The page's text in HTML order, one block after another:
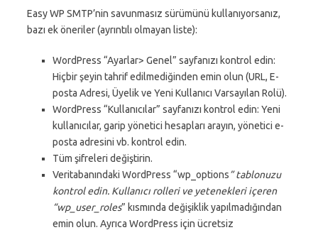
Easy WP SMTP’nin savunmasız sürümünü kullanıyorsanız,
bazı ek öneriler (ayrıntılı olmayan liste):
WordPress “Ayarlar> Genel” sayfanızı kontrol edin:
Hiçbir şeyin tahrif edilmediğinden emin olun (URL, E-
posta Adresi, Üyelik ve Yeni Kullanıcı Varsayılan Rolü).
WordPress “Kullanıcılar” sayfanızı kontrol edin: Yeni
kullanıcılar, garip yönetici hesapları arayın, yönetici e-
posta adresini vb. kontrol edin.
Tüm şifreleri değiştirin.
Veritabanındaki WordPress “wp_options” tablonuzu
kontrol edin. Kullanıcı rolleri ve yetenekleri içeren
“wp_user_roles” kısmında değişiklik yapılmadığından
emin olun. Ayrıca WordPress için ücretsiz